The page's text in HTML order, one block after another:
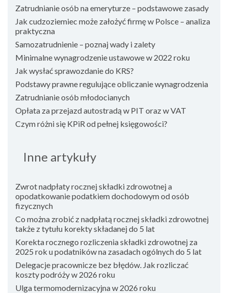
Zatrudnianie osób na emeryturze – podstawowe zasady
Jak cudzoziemiec może założyć firmę w Polsce – analiza
praktyczna
Samozatrudnienie – poznaj wady i zalety
Minimalne wynagrodzenie ustawowe w 2022 roku
Jak wysłać sprawozdanie do KRS?
Podstawy prawne regulujące obliczanie wynagrodzenia
Zatrudnianie osób młodocianych
Opłata za przejazd autostradą w PIT oraz w VAT
Czym różni się KPiR od pełnej księgowości?
Inne artykuły
Zwrot nadpłaty rocznej składki zdrowotnej a
opodatkowanie podatkiem dochodowym od osób
fizycznych
Co można zrobić z nadpłatą rocznej składki zdrowotnej
także z tytułu korekty składanej do 5 lat
Korekta rocznego rozliczenia składki zdrowotnej za
2025 rok u podatników na zasadach ogólnych do 5 lat
Delegacje pracownicze bez błędów. Jak rozliczać
koszty podróży w 2026 roku
Ulga termomodernizacyjna w 2026 roku